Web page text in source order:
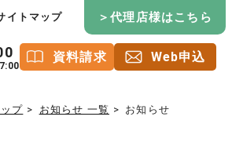
イトマップ ＞代理店様はこちら
資料請求 Web申込
プ お知らせ 一覧 お知らせ